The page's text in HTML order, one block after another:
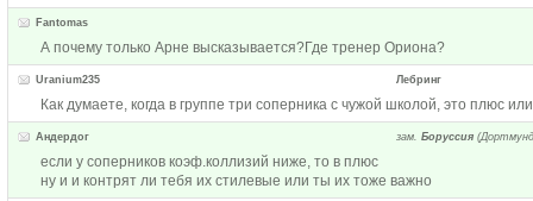
Fantomas
А почему только Арне высказывается?Где тренер Ориона?
Uranium235 Лебринг
Как думаете, когда в группе три соперника с чужой школой, это плюс
Андердог зам. Боруссия
если у соперников коэф.коллизий ниже, то в плюс
ну и и контрят ли тебя их стилевые или ты их тоже важно